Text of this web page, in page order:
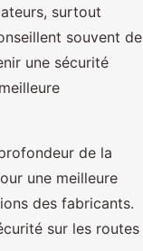
surtout
souvent de
une sécurité
de la
une meilleure
des fabricants.
sur les routes